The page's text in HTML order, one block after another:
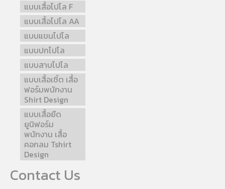
แบบเสื้อโปโล F
แบบเสื้อโปโล AA
แบบแขนโปโล
แบบปกโปโล
แบบสาบโปโล
แบบเสื้อเชิ้ต เสื้อ
ฟอร์มพนักงาน
Shirt Design
แบบเสื้อยืด
ยูนิฟอร์ม
พนักงาน เสื้อ
คอกลม Tshirt
Design
Contact Us